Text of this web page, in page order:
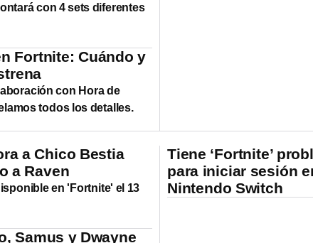
con 4 sets diferentes
Fortnite: Cuándo y
con Hora de
todos los detalles.
a Chico Bestia
a Raven
en 'Fortnite' el 13
Samus y Dwayne
Tiene ‘Fortnite’
para iniciar sesión
Nintendo Switch